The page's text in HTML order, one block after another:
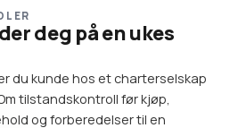
deg på en ukes
du kunde hos et charterselskap
tilstandskontroll før kjøp,
og forberedelser til en